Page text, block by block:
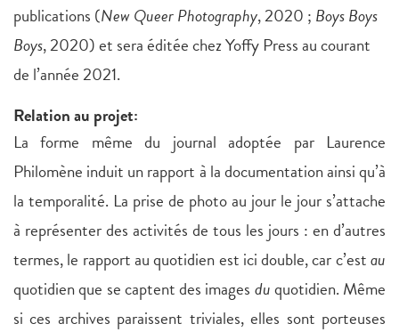
publications (New Queer Photography, 2020 ; Boys Boys
Boys, 2020) et sera éditée chez Yoffy Press au courant
de l’année 2021.
Relation au projet:
La forme même du journal adoptée par Laurence
Philomène induit un rapport à la documentation ainsi qu’à
la temporalité. La prise de photo au jour le jour s’attache
à représenter des activités de tous les jours : en d’autres
termes, le rapport au quotidien est ici double, car c’estau
quotidien que se captent des images duquotidien. Même
si ces archives paraissent triviales, elles sont porteuses